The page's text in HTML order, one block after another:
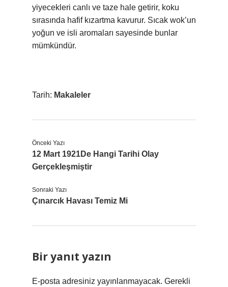
yiyecekleri canlı ve taze hale getirir, koku
sırasında hafif kızartma kavurur. Sıcak wok’un
yoğun ve isli aromaları sayesinde bunlar
mümkündür.
Tarih: Makaleler
Önceki Yazı
12 Mart 1921De Hangi Tarihi Olay
Gerçekleşmiştir
Sonraki Yazı
Çınarcık Havası Temiz Mi
Bir yanıt yazın
E-posta adresiniz yayınlanmayacak. Gerekli